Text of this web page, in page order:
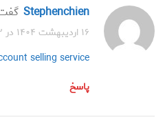
Stephenchien
۱۶ اردیبهشت ۱۴۰۴ در ۱۱:۳۳ ق.ظ
selling service
پاسخ